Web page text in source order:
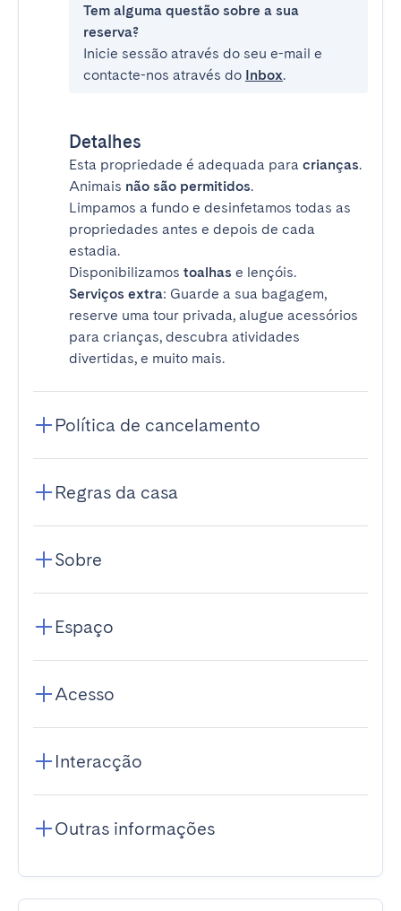
Tem alguma questão sobre a sua
reserva?
Inicie sessão através do seu e-mail e
contacte-nos através do Inbox.
Detalhes
Esta propriedade é adequada para crianças.
Animais não são permitidos.
Limpamos a fundo e desinfetamos todas as
propriedades antes e depois de cada
estadia.
Disponibilizamos toalhas e lençóis.
Serviços extra: Guarde a sua bagagem,
reserve uma tour privada, alugue acessórios
para crianças, descubra atividades
divertidas, e muito mais.
Política de cancelamento
Regras da casa
Sobre
Espaço
Acesso
Interacção
Outras informações